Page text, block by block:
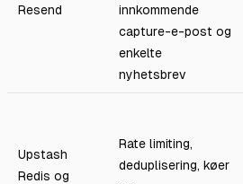
Resend
innkommende
capture-e-post og
enkelte
nyhetsbrev
Upstash
Redis og
Rate limiting,
deduplisering, køer